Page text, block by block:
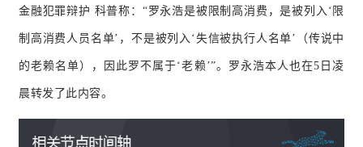
金融犯罪辩护 科普称：“罗永浩是被限制高消费，是被列入‘限
制高消费人员名单’，不是被列入‘失信被执行人名单’（传说中
的老赖名单），因此罗不属于‘老赖’”。罗永浩本人也在5日凌
晨转发了此内容。